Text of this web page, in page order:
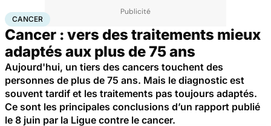
AccueilSanté Cancer
CANCER
Cancer : vers des traitements mieux
adaptés aux plus de 75 ans
Aujourd'hui, un tiers des cancers touchent des
personnes de plus de 75 ans. Mais le diagnostic est
souvent tardif et les traitements pas toujours adaptés.
Ce sont les principales conclusions d’un rapport publié
le 8 juin par la Ligue contre le cancer.